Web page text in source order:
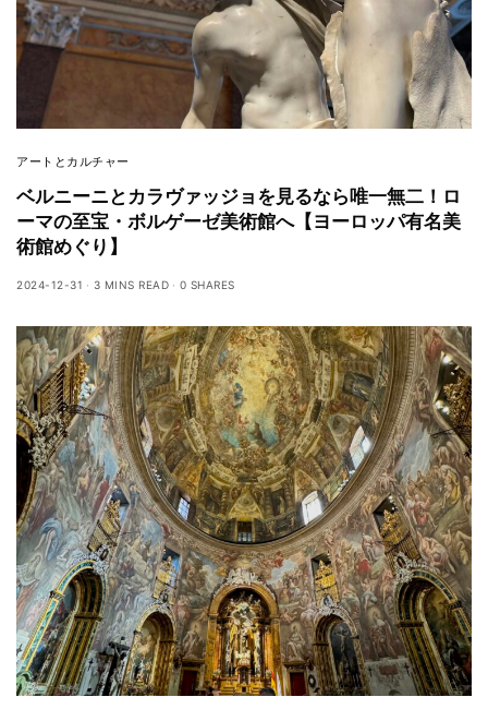
アートとカルチャー
ベルニーニとカラヴァッジョを見るなら唯一無二！ロ
ーマの至宝・ボルゲーゼ美術館へ【ヨーロッパ有名美
術館めぐり】
2024-12-31 3 MINS READ 0 SHARES